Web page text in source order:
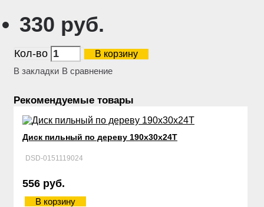
330 руб.
Кол-во
В корзину
В закладки В сравнение
Рекомендуемые товары
Диск пильный по дереву 190х30х24Т
DSD-0151119024
556 руб.
В корзину